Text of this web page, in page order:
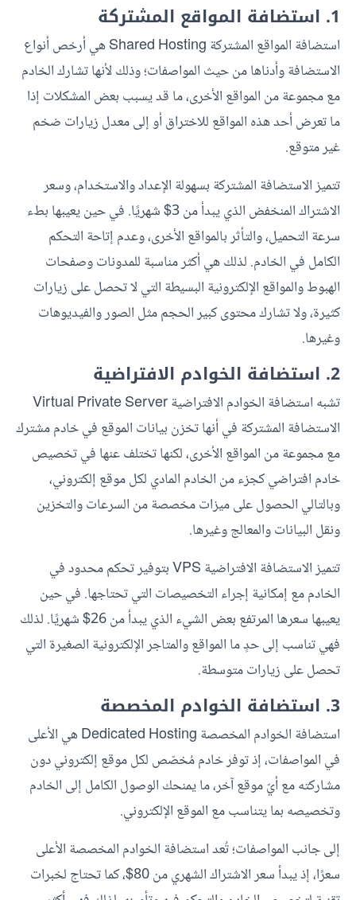
1. استضافة المواقع المشتركة
استضافة المواقع المشتركة Shared Hosting هي أرخص أنواع
الاستضافة وأدناها من حيث المواصفات؛ وذلك لأنها تشارك الخادم
مع مجموعة من المواقع الأخرى، ما قد يسبب بعض المشكلات إذا
ما تعرض أحد هذه المواقع للاختراق أو إلى معدل زيارات ضخم
غير متوقع.
تتميز الاستضافة المشتركة بسهولة الإعداد والاستخدام، وسعر
الاشتراك المنخفض الذي يبدأ من 3$ شهريًا. في حين يعيبها بطء
سرعة التحميل، والتأثر بالمواقع الأخرى، وعدم إتاحة التحكم
الكامل في الخادم. لذلك هي أكثر مناسبة للمدونات وصفحات
الهبوط والمواقع الإلكترونية البسيطة التي لا تحصل على زيارات
كثيرة، ولا تشارك محتوى كبير الحجم مثل الصور والفيديوهات
وغيرها.
2. استضافة الخوادم الافتراضية
تشبه استضافة الخوادم الافتراضية Virtual Private Server
الاستضافة المشتركة في أنها تخزن بيانات الموقع في خادم مشترك
مع مجموعة من المواقع الأخرى، لكنها تختلف عنها في تخصيص
خادم افتراضي كجزء من الخادم المادي لكل موقع إلكتروني،
وبالتالي الحصول على ميزات مخصصة من السرعات والتخزين
ونقل البيانات والمعالج وغيرها.
تتميز الاستضافة الافتراضية VPS بتوفير تحكم محدود في
الخادم مع إمكانية إجراء التخصيصات التي تحتاجها. في حين
يعيبها سعرها المرتفع بعض الشيء الذي يبدأ من 26$ شهريًا. لذلك
فهي تناسب إلى حدٍ ما المواقع والمتاجر الإلكترونية الصغيرة التي
تحصل على زيارات متوسطة.
3. استضافة الخوادم المخصصة
استضافة الخوادم المخصصة Dedicated Hosting هي الأعلى
في المواصفات، إذ توفر خادم مُخصّص لكل موقع إلكتروني دون
مشاركته مع أيّ موقع آخر، ما يمنحك الوصول الكامل إلى الخادم
وتخصيصه بما يتناسب مع الموقع الإلكتروني.
إلى جانب المواصفات؛ تُعد استضافة الخوادم المخصصة الأعلى
سعرًا، إذ يبدأ سعر الاشتراك الشهري من 80$، كما تحتاج لخبرات